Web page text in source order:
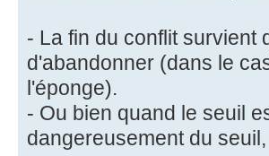
- La fin du conflit survient
d'abandonner (dans le
l'éponge).
- Ou bien quand le seuil
dangereusement du